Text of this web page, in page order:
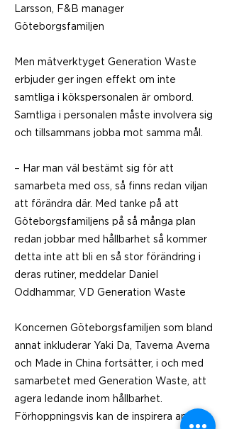
Larsson, F&B manager
Göteborgsfamiljen
Men mätverktyget Generation Waste
erbjuder ger ingen effekt om inte
samtliga i kökspersonalen är ombord.
Samtliga i personalen måste involvera sig
och tillsammans jobba mot samma mål.
– Har man väl bestämt sig för att
samarbeta med oss, så finns redan viljan
att förändra där. Med tanke på att
Göteborgsfamiljens på så många plan
redan jobbar med hållbarhet så kommer
detta inte att bli en så stor förändring i
deras rutiner, meddelar Daniel
Oddhammar, VD Generation Waste
Koncernen Göteborgsfamiljen som bland
annat inkluderar Yaki Da, Taverna Averna
och Made in China fortsätter, i och med
samarbetet med Generation Waste, att
agera ledande inom hållbarhet.
Förhoppningsvis kan de inspirera andra